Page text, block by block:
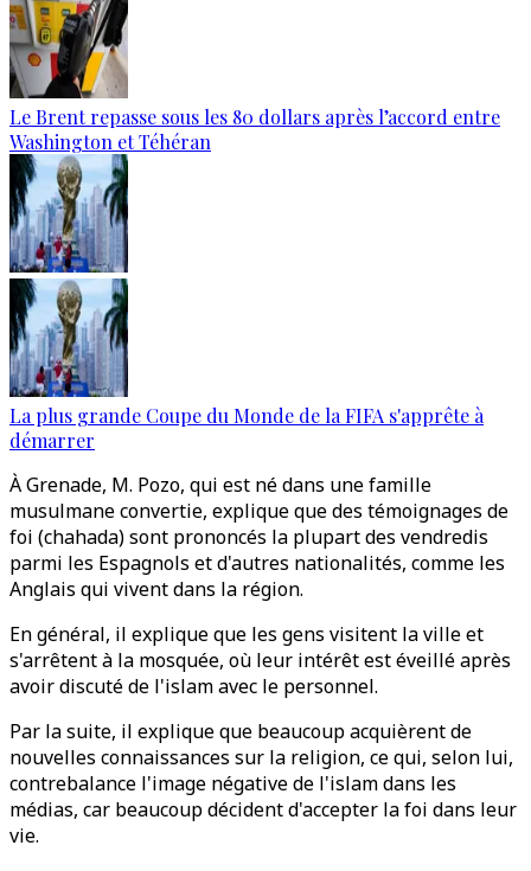
Le Brent repasse sous les 80 dollars après l’accord entre
Washington et Téhéran
La plus grande Coupe du Monde de la FIFA s'apprête à
démarrer
À Grenade, M. Pozo, qui est né dans une famille
musulmane convertie, explique que des témoignages de
foi (chahada) sont prononcés la plupart des vendredis
parmi les Espagnols et d'autres nationalités, comme les
Anglais qui vivent dans la région.
En général, il explique que les gens visitent la ville et
s'arrêtent à la mosquée, où leur intérêt est éveillé après
avoir discuté de l'islam avec le personnel.
Par la suite, il explique que beaucoup acquièrent de
nouvelles connaissances sur la religion, ce qui, selon lui,
contrebalance l'image négative de l'islam dans les
médias, car beaucoup décident d'accepter la foi dans leur
vie.